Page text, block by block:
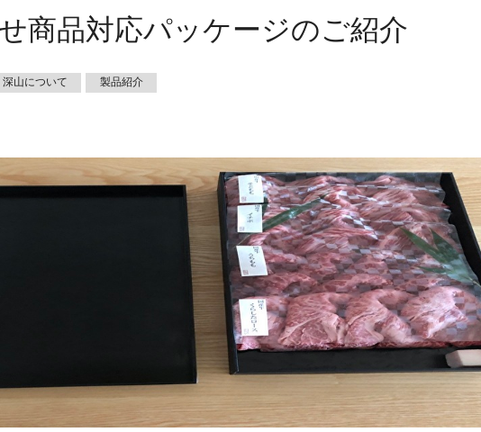
商品対応パッケージのご紹介
深山について 製品紹介